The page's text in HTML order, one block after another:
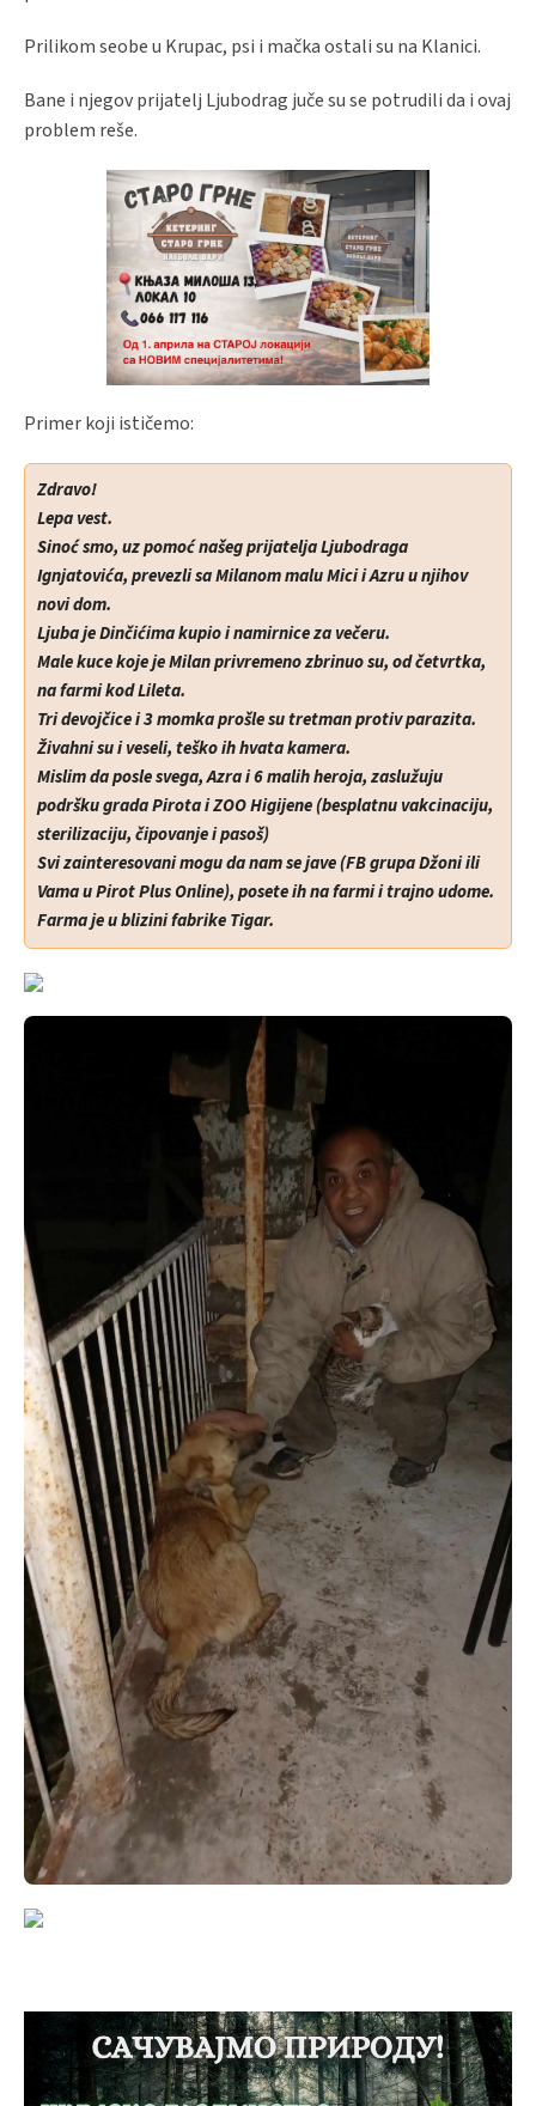
Prilikom seobe u Krupac, psi i mačka ostali su na Klanici.
Bane i njegov prijatelj Ljubodrag juče su se potrudili da i ovaj
problem reše.
Primer koji ističemo:
Zdravo!
Lepa vest.
Sinoć smo, uz pomoć našeg prijatelja Ljubodraga
Ignjatovića, prevezli sa Milanom malu Mici i Azru u njihov
novi dom.
Ljuba je Dinčićima kupio i namirnice za večeru.
Male kuce koje je Milan privremeno zbrinuo su, od četvrtka,
na farmi kod Lileta.
Tri devojčice i 3 momka prošle su tretman protiv parazita.
Živahni su i veseli, teško ih hvata kamera.
Mislim da posle svega, Azra i 6 malih heroja, zaslužuju
podršku grada Pirota i ZOO Higijene (besplatnu vakcinaciju,
sterilizaciju, čipovanje i pasoš)
Svi zainteresovani mogu da nam se jave (FB grupa Džoni ili
Vama u Pirot Plus Online), posete ih na farmi i trajno udome.
Farma je u blizini fabrike Tigar.